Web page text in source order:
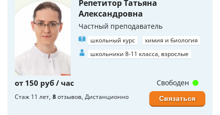
Репетитор Татьяна
Александровна
Частный преподаватель
школьный курс
химия и биология
школьники 8-11 класса, взрослые
от 150 руб / час
Стаж 11 лет 8отзывов Дистанционно
Свободен
Связаться